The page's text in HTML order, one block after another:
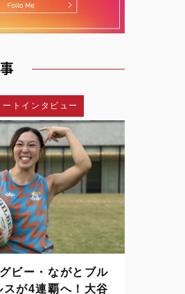
ートインタビュー
ビー・ながとブル
スが4連覇へ！大谷